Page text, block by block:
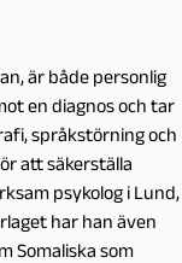
är både personlig
en diagnos och tar
språkstörning och
att säkerställa
psykolog i Lund,
har han även
Somaliska som